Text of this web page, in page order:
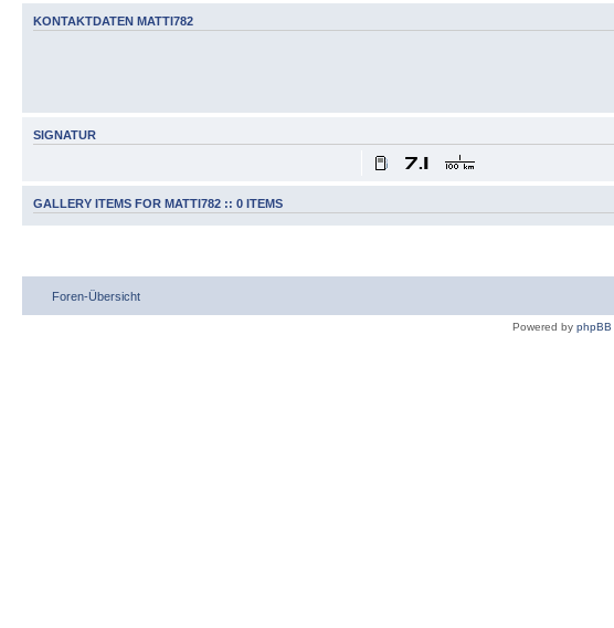
KONTAKTDATEN MATTI782
SIGNATUR
GALLERY ITEMS FOR MATTI782 :: 0 ITEMS
Foren-Übersicht
Powered by phpBB